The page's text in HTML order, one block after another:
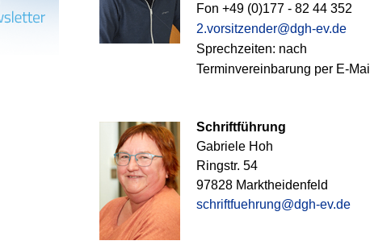
Fon +49 (0)177 - 82 44 352
2.vorsitzender@dgh-ev.de
Sprechzeiten: nach
Terminvereinbarung per E-Mail
Schriftführung
Gabriele Hoh
Ringstr. 54
97828 Marktheidenfeld
schriftfuehrung@dgh-ev.de